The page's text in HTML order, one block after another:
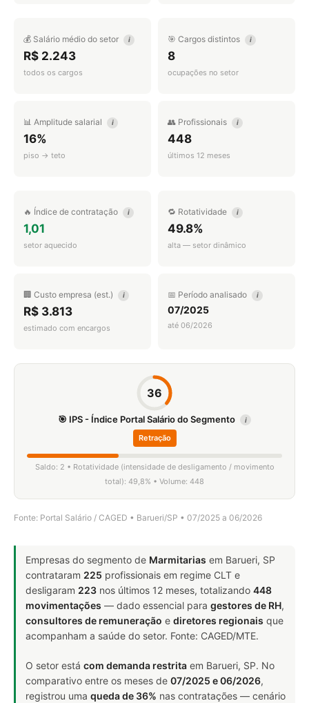
💰 Salário médio do setor i
R$ 2.243
todos os cargos
🎯 Cargos distintos i
8
ocupações no setor
📊 Amplitude salarial i
16%
piso → teto
👥 Profissionais i
448
últimos 12 meses
🔥 Índice de contratação i
1,01
setor aquecido
🔁 Rotatividade i
49.8%
alta — setor dinâmico
🏢 Custo empresa (est.) i
R$ 3.813
estimado com encargos
📅 Período analisado i
07/2025
até 06/2026
36
🎯 IPS - Índice Portal Salário do Segmento i
Retração
Saldo: 2 • Rotatividade (intensidade de desligamento / movimento
total): 49,8% • Volume: 448
Fonte: Portal Salário / CAGED • Barueri/SP • 07/2025 a 06/2026
Empresas do segmento de Marmitarias em Barueri, SP
contrataram 225 profissionais em regime CLT e
desligaram 223 nos últimos 12 meses, totalizando 448
movimentações — dado essencial para gestores de RH,
consultores de remuneração e diretores regionais que
acompanham a saúde do setor. Fonte: CAGED/MTE.
O setor está com demanda restrita em Barueri, SP. No
comparativo entre os meses de 07/2025 e 06/2026,
registrou uma queda de 36% nas contratações — cenário